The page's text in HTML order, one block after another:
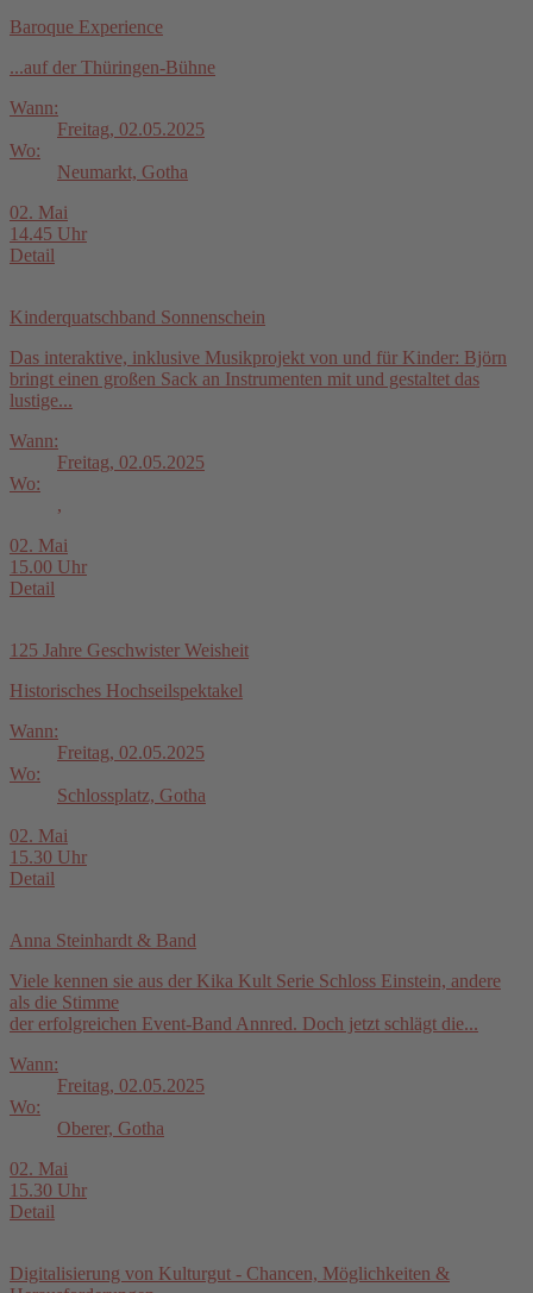
Baroque Experience
...auf der Thüringen-Bühne
Wann:
Freitag, 02.05.2025
Wo:
Neumarkt, Gotha
02. Mai
14.45 Uhr
Detail
Kinderquatschband Sonnenschein
Das interaktive, inklusive Musikprojekt von und für Kinder: Björn
bringt einen großen Sack an Instrumenten mit und gestaltet das
lustige...
Wann:
Freitag, 02.05.2025
Wo:
,
02. Mai
15.00 Uhr
Detail
125 Jahre Geschwister Weisheit
Historisches Hochseilspektakel
Wann:
Freitag, 02.05.2025
Wo:
Schlossplatz, Gotha
02. Mai
15.30 Uhr
Detail
Anna Steinhardt & Band
Viele kennen sie aus der Kika Kult Serie Schloss Einstein, andere
als die Stimme
der erfolgreichen Event-Band Annred. Doch jetzt schlägt die...
Wann:
Freitag, 02.05.2025
Wo:
Oberer, Gotha
02. Mai
15.30 Uhr
Detail
Digitalisierung von Kulturgut - Chancen, Möglichkeiten &